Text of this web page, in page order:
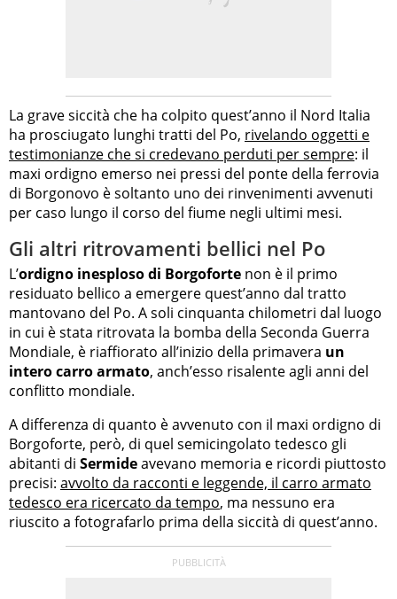
La grave siccità che ha colpito quest’anno il Nord Italia
ha prosciugato lunghi tratti del Po, rivelando oggetti e
testimonianze che si credevano perduti per sempre: il
maxi ordigno emerso nei pressi del ponte della ferrovia
di Borgonovo è soltanto uno dei rinvenimenti avvenuti
per caso lungo il corso del fiume negli ultimi mesi.
Gli altri ritrovamenti bellici nel Po
L’ordigno inesploso di Borgoforte non è il primo
residuato bellico a emergere quest’anno dal tratto
mantovano del Po. A soli cinquanta chilometri dal luogo
in cui è stata ritrovata la bomba della Seconda Guerra
Mondiale, è riaffiorato all’inizio della primavera un
intero carro armato, anch’esso risalente agli anni del
conflitto mondiale.
A differenza di quanto è avvenuto con il maxi ordigno di
Borgoforte, però, di quel semicingolato tedesco gli
abitanti di Sermideavevano memoria e ricordi piuttosto
precisi: avvolto da racconti e leggende, il carro armato
tedesco era ricercato da tempo, ma nessuno era
riuscito a fotografarlo prima della siccità di quest’anno.